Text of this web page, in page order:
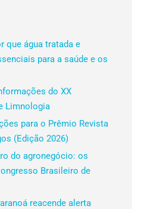
que água tratada e
para a saúde e os
do XX
Limnologia
para o Prêmio Revista
(Edição 2026)
do agronegócio: os
Brasileiro de
reacende alerta